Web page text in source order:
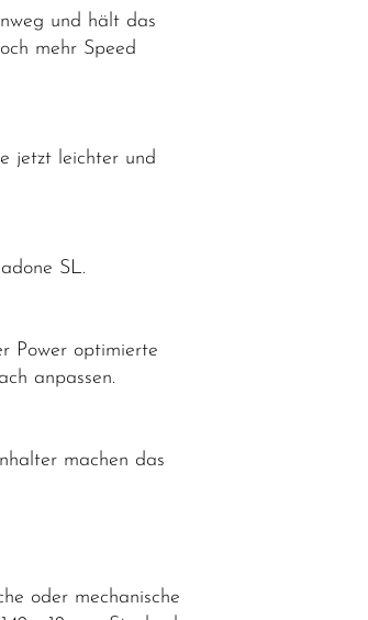
und hält das
mehr Speed
jetzt leichter und
SL.
Power optimierte
anpassen.
machen das
oder mechanische